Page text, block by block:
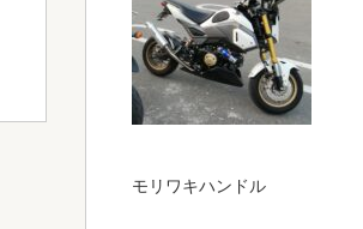
モリワキハンドル